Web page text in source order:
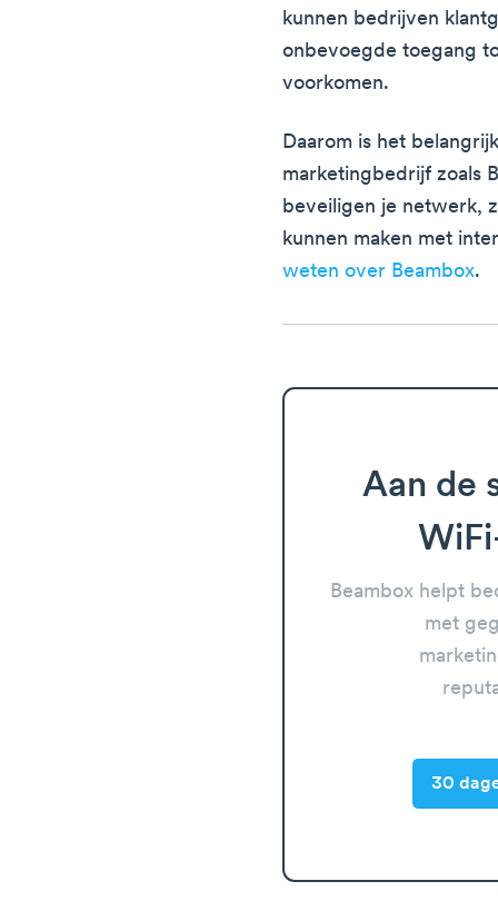
kunnen bedrijven
onbevoegde toegang
voorkomen.
Daarom is het
marketingbedrijf zoals
beveiligen je netwerk,
kunnen maken met
weten over Beambox.
Aan de
Beambox helpt
met
30